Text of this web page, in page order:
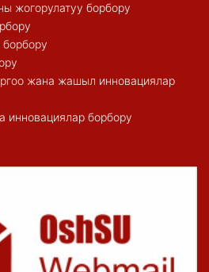
жогорулатуу борбору
жана жашыл инновациялар
инновациялар борбору